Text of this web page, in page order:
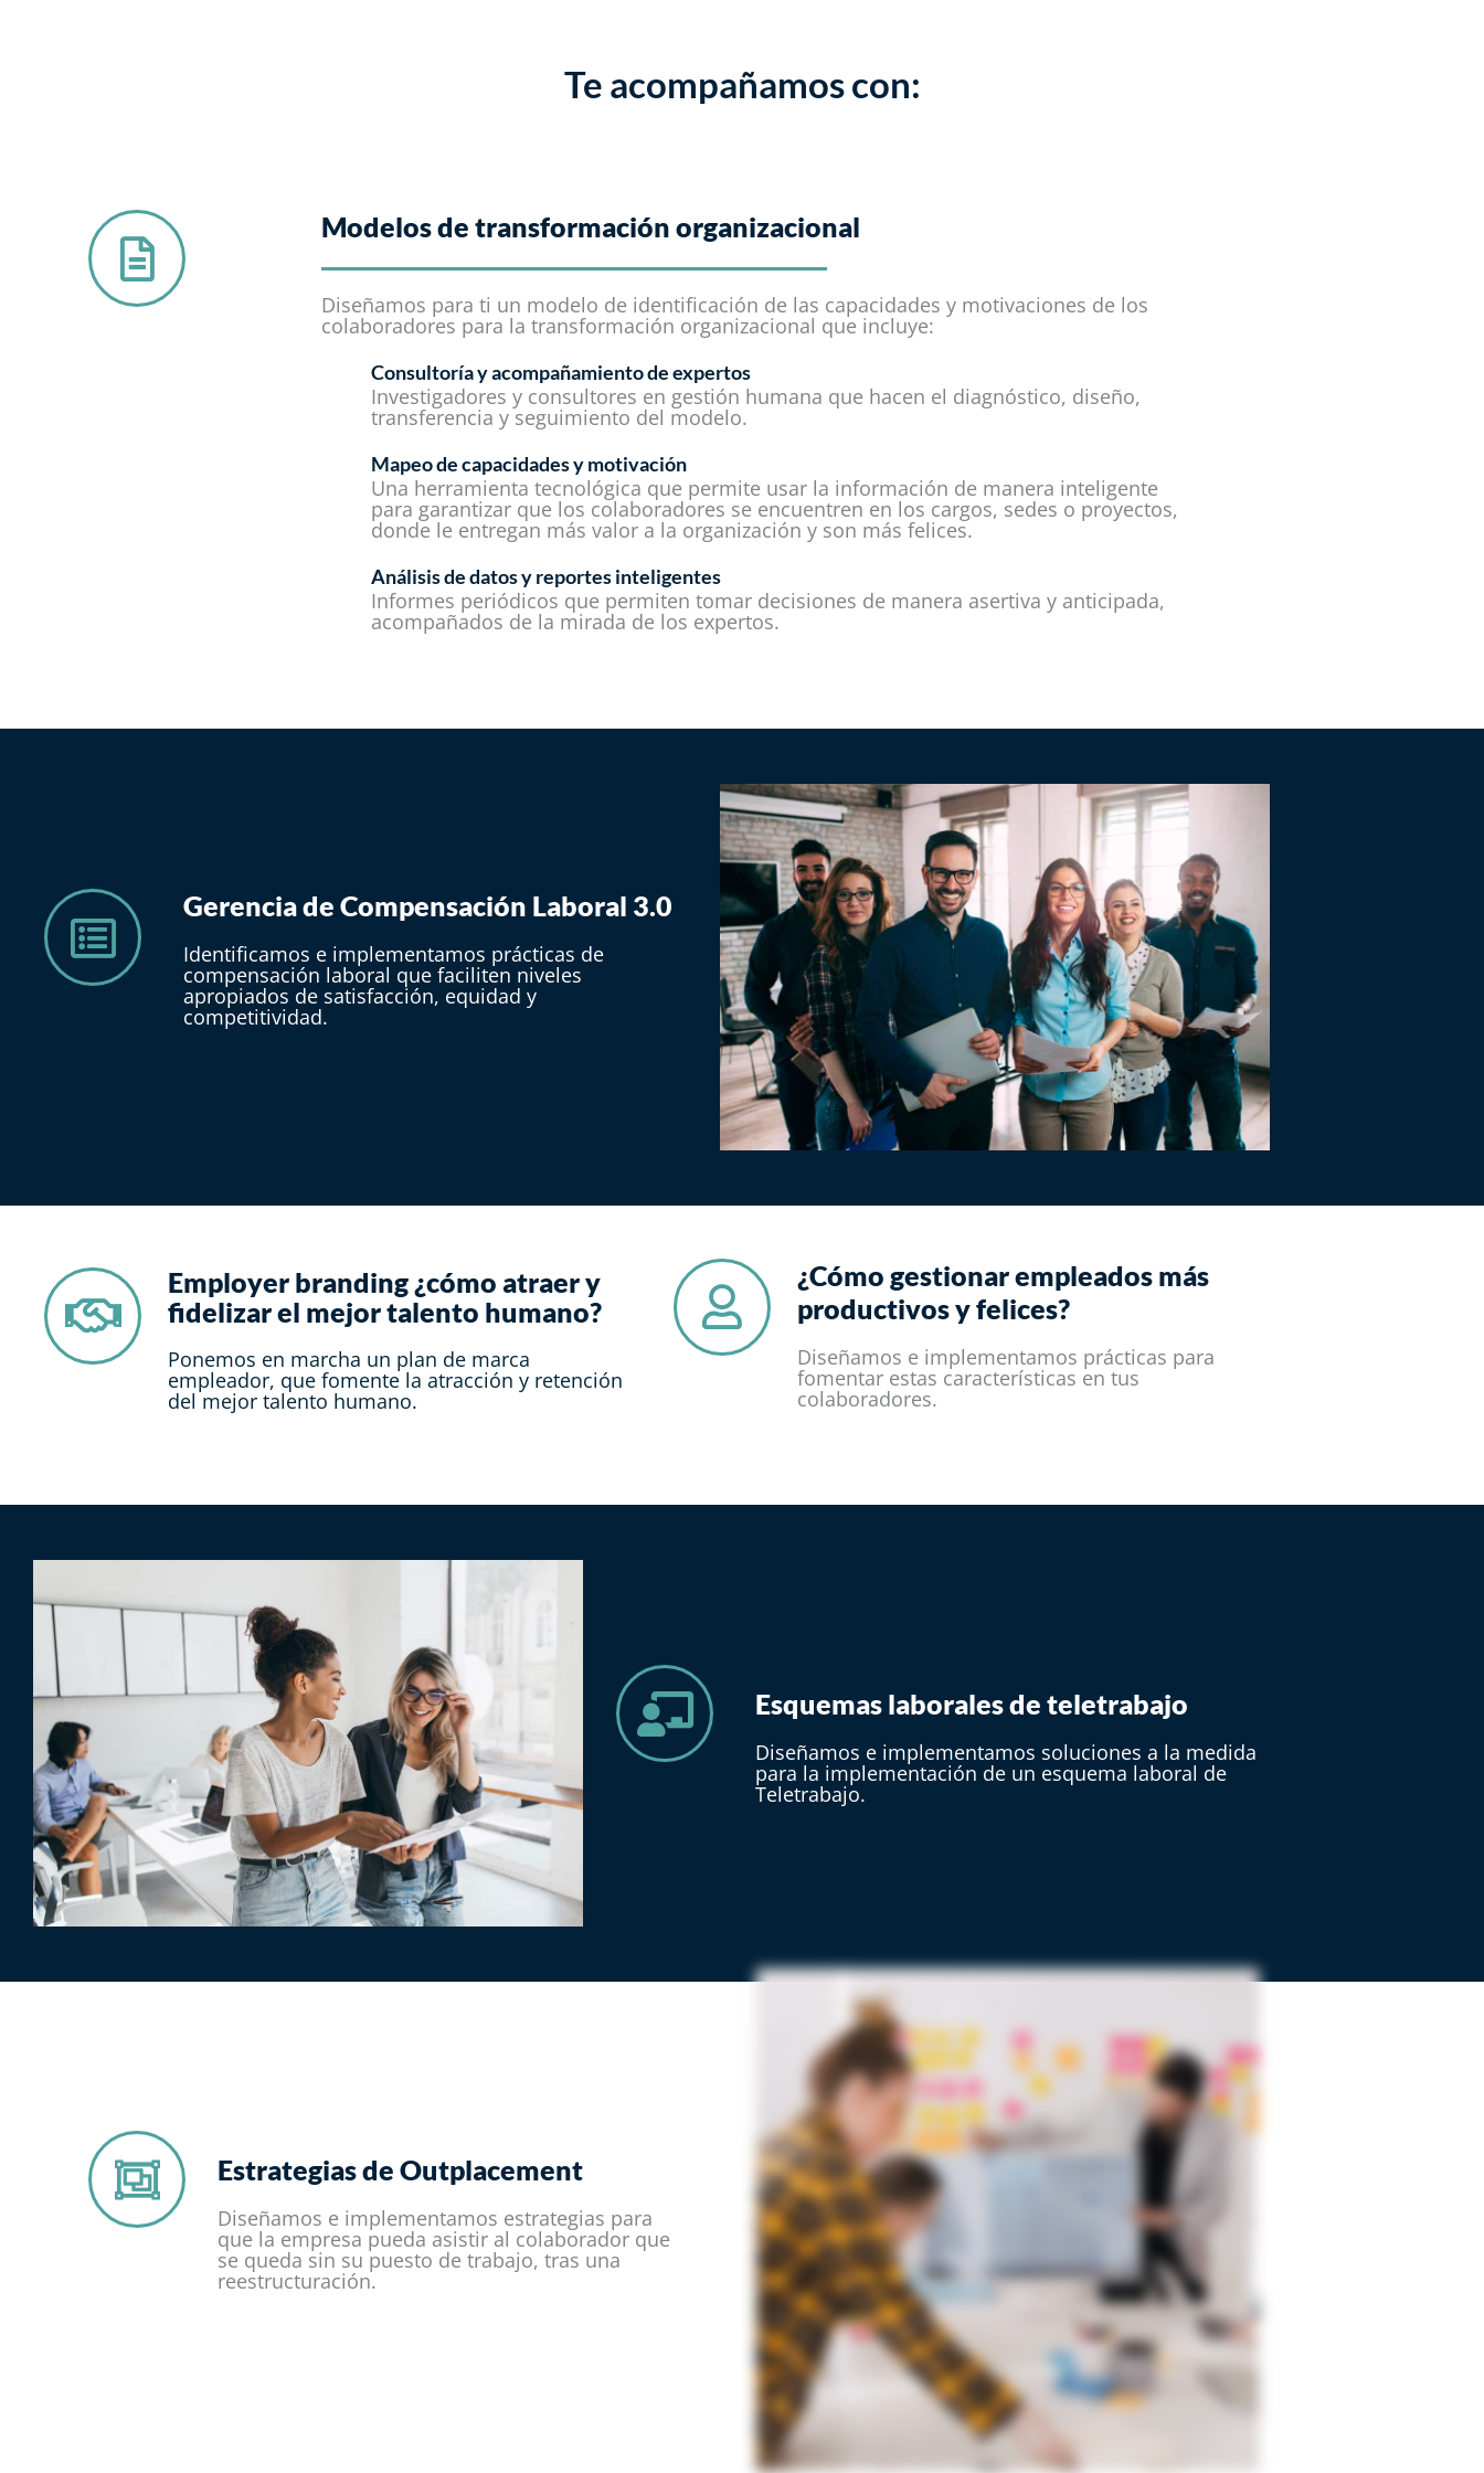
Te acompañamos con:
Modelos de transformación organizacional​
Diseñamos para ti un modelo de identificación de las capacidades y motivaciones de los
colaboradores para la transformación organizacional que incluye:
Consultoría y acompañamiento de expertos
Investigadores y consultores en gestión humana que hacen el diagnóstico, diseño,
transferencia y seguimiento del modelo.
Mapeo de capacidades y motivación
Una herramienta tecnológica que permite usar la información de manera inteligente
para garantizar que los colaboradores se encuentren en los cargos, sedes o proyectos,
donde le entregan más valor a la organización y son más felices.
Análisis de datos y reportes inteligentes
Informes periódicos que permiten tomar decisiones de manera asertiva y anticipada,
acompañados de la mirada de los expertos.
Gerencia de Compensación Laboral 3.0​
Identificamos e implementamos prácticas de
compensación laboral que faciliten niveles
apropiados de satisfacción, equidad y
competitividad.
Employer branding ¿cómo atraer y
fidelizar el mejor talento humano?​
Ponemos en marcha un plan de marca
empleador, que fomente la atracción y retención
del mejor talento humano.
¿Cómo gestionar empleados más
productivos y felices?​
Diseñamos e implementamos prácticas para
fomentar estas características en tus
colaboradores.
Esquemas laborales de teletrabajo​
Diseñamos e implementamos soluciones a la medida
para la implementación de un esquema laboral de
Teletrabajo.
Estrategias de Outplacement​
Diseñamos e implementamos estrategias para
que la empresa pueda asistir al colaborador que
se queda sin su puesto de trabajo, tras una
reestructuración.